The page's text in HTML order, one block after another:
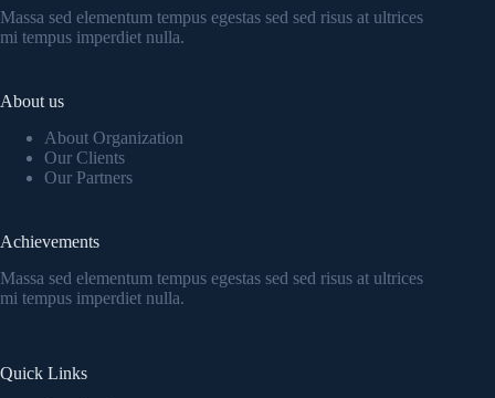
Massa sed elementum tempus egestas sed sed risus at ultrices
mi tempus imperdiet nulla.
About us
About Organization
Our Clients
Our Partners
Achievements
Massa sed elementum tempus egestas sed sed risus at ultrices
mi tempus imperdiet nulla.
Quick Links